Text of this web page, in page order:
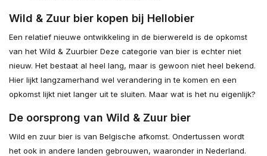
Wild & Zuur bier kopen bij Hellobier
Een relatief nieuwe ontwikkeling in de bierwereld is de opkomst
van het Wild & Zuurbier Deze categorie van bier is echter niet
nieuw. Het bestaat al heel lang, maar is gewoon niet heel bekend.
Hier lijkt langzamerhand wel verandering in te komen en een
opkomst lijkt niet langer uit te sluiten. Maar wat is het nu eigenlijk?
De oorsprong van Wild & Zuur bier
Wild en zuur bier is van Belgische afkomst. Ondertussen wordt
het ook in andere landen gebrouwen, waaronder in Nederland.